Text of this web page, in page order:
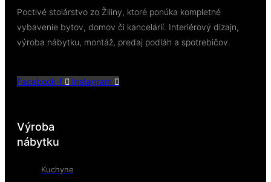
Poctivé stolárstvo zo Žiliny, ktoré ponúka kompletné
vybavenie bytov, domov či kancelárií. Interiérový dizajn,
výroba nábytku, montáž, predaj podláh a spotrebičov.
Facebook-f Instagram
Výroba
nábytku
Kuchyne